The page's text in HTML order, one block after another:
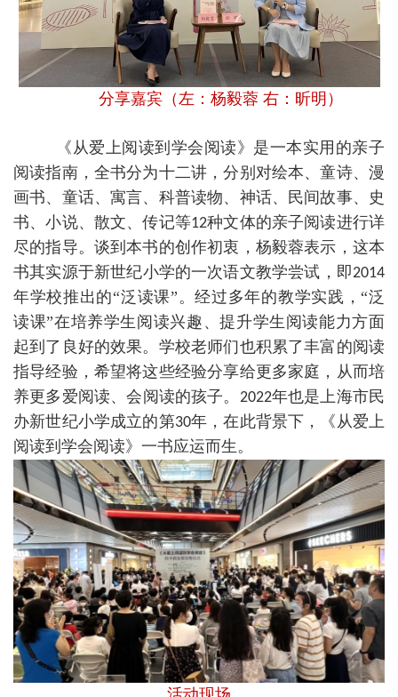
分享嘉宾（左：杨毅蓉 右：昕明）
《从爱上阅读到学会阅读》是一本实用的亲子
阅读指南，全书分为十二讲，分别对绘本、童诗、漫
画书、童话、寓言、科普读物、神话、民间故事、史
书、小说、散文、传记等12种文体的亲子阅读进行详
尽的指导。谈到本书的创作初衷，杨毅蓉表示，这本
书其实源于新世纪小学的一次语文教学尝试，即2014
年学校推出的“泛读课”。经过多年的教学实践，“泛
读课”在培养学生阅读兴趣、提升学生阅读能力方面
起到了良好的效果。学校老师们也积累了丰富的阅读
指导经验，希望将这些经验分享给更多家庭，从而培
养更多爱阅读、会阅读的孩子。 2022年也是上海市民
办新世纪小学成立的第30年，在此背景下，《从爱上
阅读到学会阅读》一书应运而生。